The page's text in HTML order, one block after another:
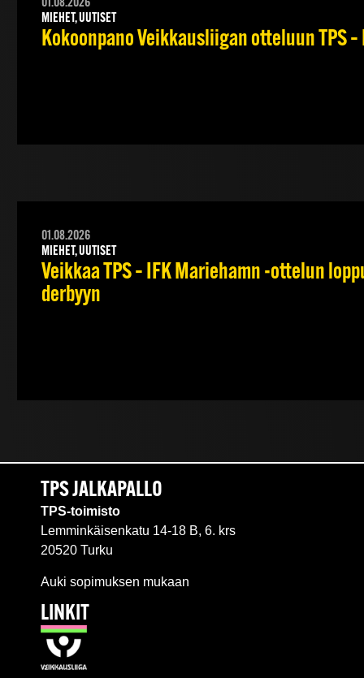
01.08.2026
MIEHET, UUTISET
Kokoonpano Veikkausliigan otteluun TPS
01.08.2026
MIEHET, UUTISET
Veikkaa TPS – IFK Mariehamn -ottelun
derbyyn
TPS JALKAPALLO
TPS-toimisto
Lemminkäisenkatu 14-18 B, 6. krs
20520 Turku
Auki sopimuksen mukaan
LINKIT